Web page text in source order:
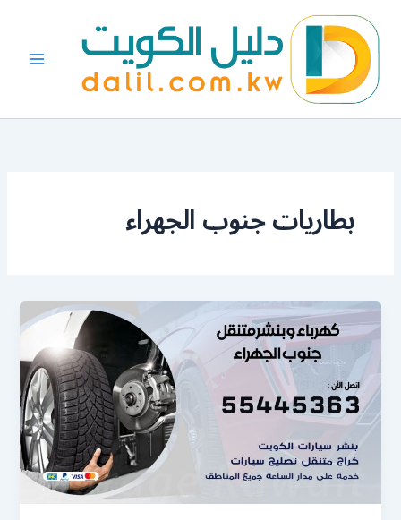
المحتوى
بطاريات جنوب الجهراء